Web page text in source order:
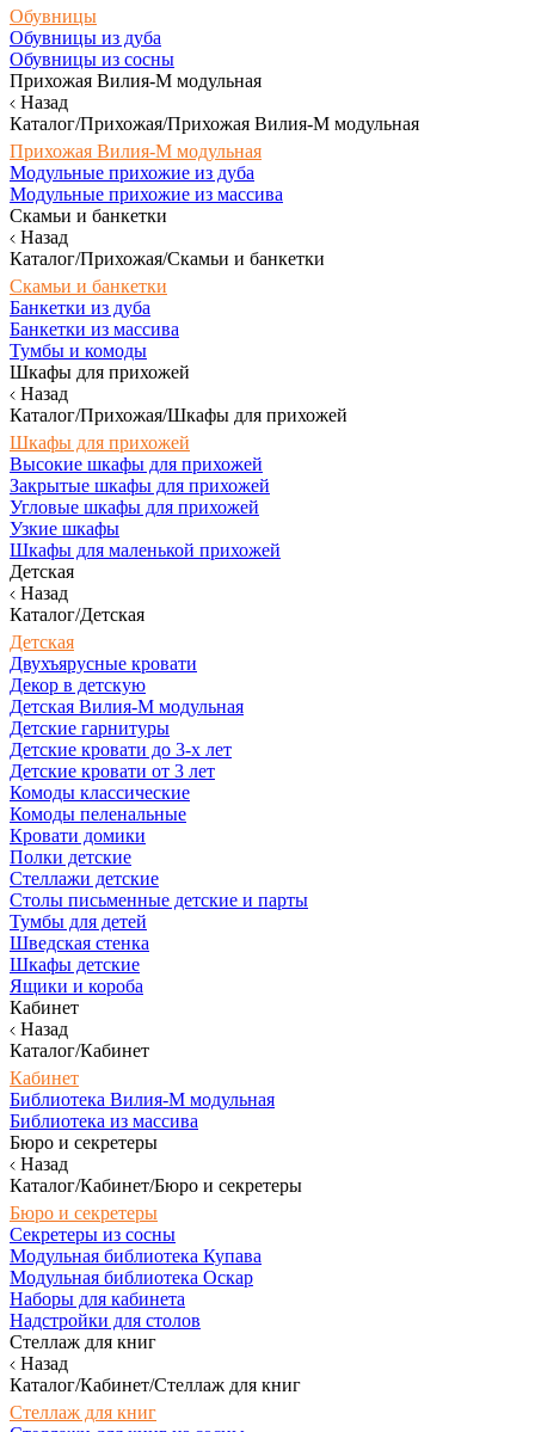
Обувницы
Обувницы из дуба
Обувницы из сосны
Прихожая Вилия-М модульная
Назад
Каталог/Прихожая/Прихожая Вилия-М модульная
Прихожая Вилия-М модульная
Модульные прихожие из дуба
Модульные прихожие из массива
Скамьи и банкетки
Назад
Каталог/Прихожая/Скамьи и банкетки
Скамьи и банкетки
Банкетки из дуба
Банкетки из массива
Тумбы и комоды
Шкафы для прихожей
Назад
Каталог/Прихожая/Шкафы для прихожей
Шкафы для прихожей
Высокие шкафы для прихожей
Закрытые шкафы для прихожей
Угловые шкафы для прихожей
Узкие шкафы
Шкафы для маленькой прихожей
Детская
Назад
Каталог/Детская
Детская
Двухъярусные кровати
Декор в детскую
Детская Вилия-М модульная
Детские гарнитуры
Детские кровати до 3-х лет
Детские кровати от 3 лет
Комоды классические
Комоды пеленальные
Кровати домики
Полки детские
Стеллажи детские
Столы письменные детские и парты
Тумбы для детей
Шведская стенка
Шкафы детские
Ящики и короба
Кабинет
Назад
Каталог/Кабинет
Кабинет
Библиотека Вилия-М модульная
Библиотека из массива
Бюро и секретеры
Назад
Каталог/Кабинет/Бюро и секретеры
Бюро и секретеры
Секретеры из сосны
Модульная библиотека Купава
Модульная библиотека Оскар
Наборы для кабинета
Надстройки для столов
Стеллаж для книг
Назад
Каталог/Кабинет/Стеллаж для книг
Стеллаж для книг